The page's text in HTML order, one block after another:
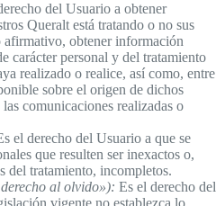
del Usuario a obtener
Queralt está tratando o no sus
afirmativo, obtener información
carácter personal y del tratamiento
realizado o realice, así como, entre
sobre el origen de dichos
comunicaciones realizadas o
el derecho del Usuario a que se
que resulten ser inexactos o,
del tratamiento, incompletos.
al olvido»): Es el derecho del